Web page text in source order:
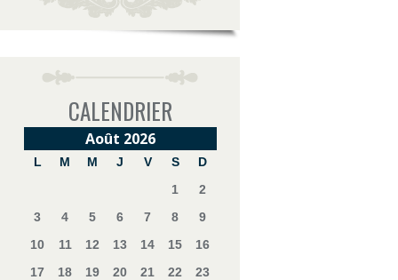
CALENDRIER
Août 2026
L M M J V S
D
1
2
3
4 5 6 7 8
9
10
11 12 13 14 15
16
17
18 19 20 21 22
23